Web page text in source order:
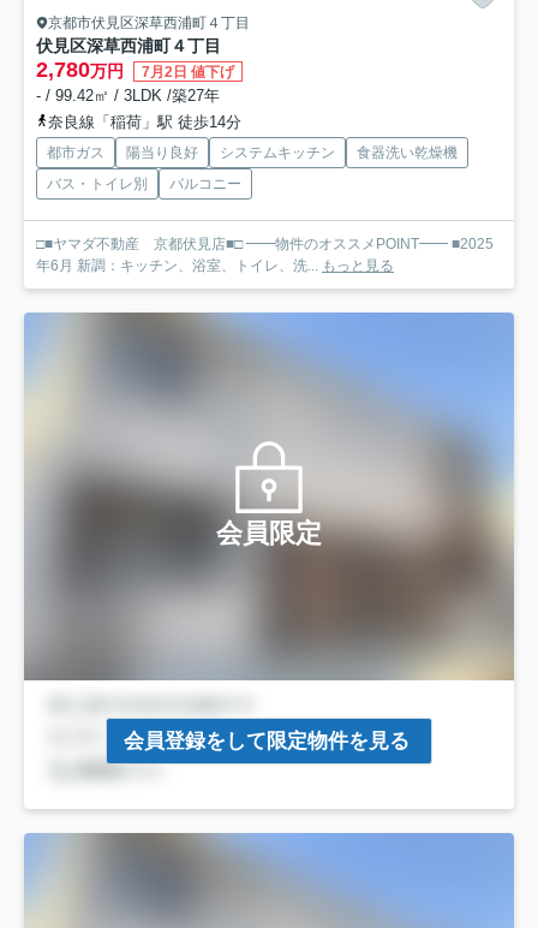
京都市伏見区深草西浦町４丁目
伏見区深草西浦町４丁目
2,780万円 7月2日 値下げ
- / 99.42㎡ / 3LDK /築27年
奈良線「稲荷」駅 徒歩14分
都市ガス 陽当り良好 システムキッチン
食器洗い乾燥機
バス・トイレ別
バルコニー
□■ヤマダ不動産 京都伏見店■□ ━━物件のオススメPOINT━━ ■2025
年6月 新調：キッチン、浴室、トイレ、洗... もっと見る
会員限定
会員登録をして限定物件を見る